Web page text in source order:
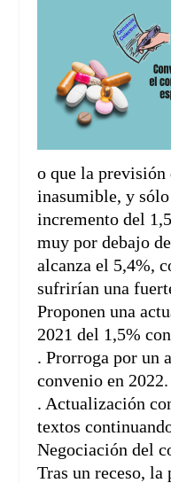
o que la
inasumible, y sólo
incremento del
muy por debajo
alcanza el 5,4%,
sufrirían una
Proponen una
2021 del 1,5%
. Prorroga por un
convenio en 2022.
. Actualización
textos
Negociación del
Tras un receso,